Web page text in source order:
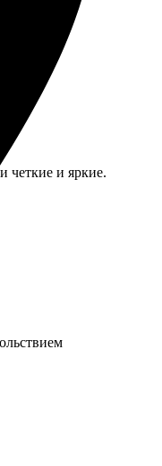
четкие и яркие.